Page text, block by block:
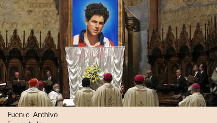
Mediakit
abre en nueva pestaña
México
Fuente: Archivo